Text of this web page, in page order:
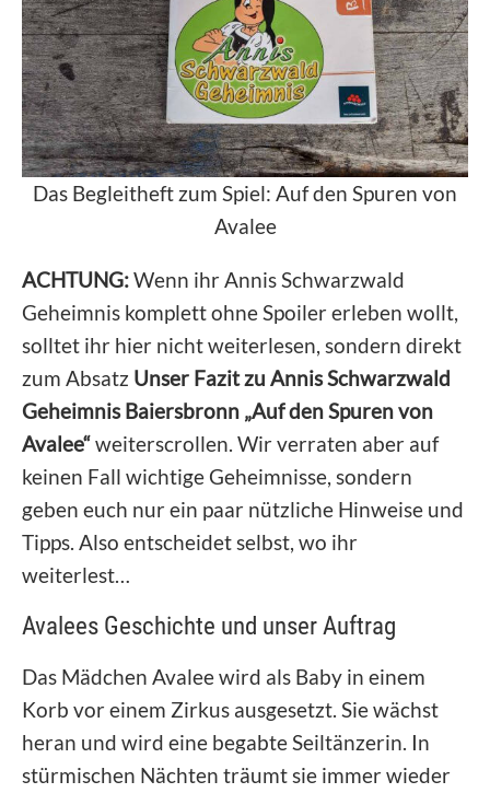
Das Begleitheft zum Spiel: Auf den Spuren von
Avalee
ACHTUNG:Wenn ihr Annis Schwarzwald
Geheimnis komplett ohne Spoiler erleben wollt,
solltet ihr hier nicht weiterlesen, sondern direkt
zum Absatz Unser Fazit zu Annis Schwarzwald
Geheimnis Baiersbronn „Auf den Spuren von
Avalee“weiterscrollen. Wir verraten aber auf
keinen Fall wichtige Geheimnisse, sondern
geben euch nur ein paar nützliche Hinweise und
Tipps. Also entscheidet selbst, wo ihr
weiterlest…
Avalees Geschichte und unser Auftrag
Das Mädchen Avalee wird als Baby in einem
Korb vor einem Zirkus ausgesetzt. Sie wächst
heran und wird eine begabte Seiltänzerin. In
stürmischen Nächten träumt sie immer wieder